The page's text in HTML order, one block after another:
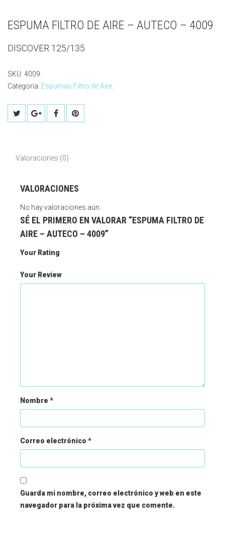
ESPUMA FILTRO DE AIRE – AUTECO – 4009
DISCOVER 125/135
SKU: 4009
Categoría: Espumas Filtro de Aire
Valoraciones (0)
VALORACIONES
No hay valoraciones aún.
SÉ EL PRIMERO EN VALORAR “ESPUMA FILTRO DE
AIRE – AUTECO – 4009”
Your Rating
Your Review
Nombre *
Correo electrónico *
Guarda mi nombre, correo electrónico y web en este
navegador para la próxima vez que comente.